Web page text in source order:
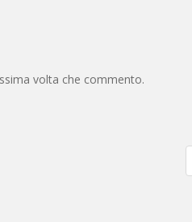
volta che commento.